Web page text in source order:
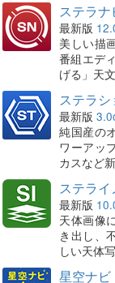
ステラ
最新版
美しい描
番組エデ
げる」天
ステラシ
最新版
純国産の
ワーアッ
カスなど
ステラ
最新版
天体画像
き出し、
しい天体
星空ナビ